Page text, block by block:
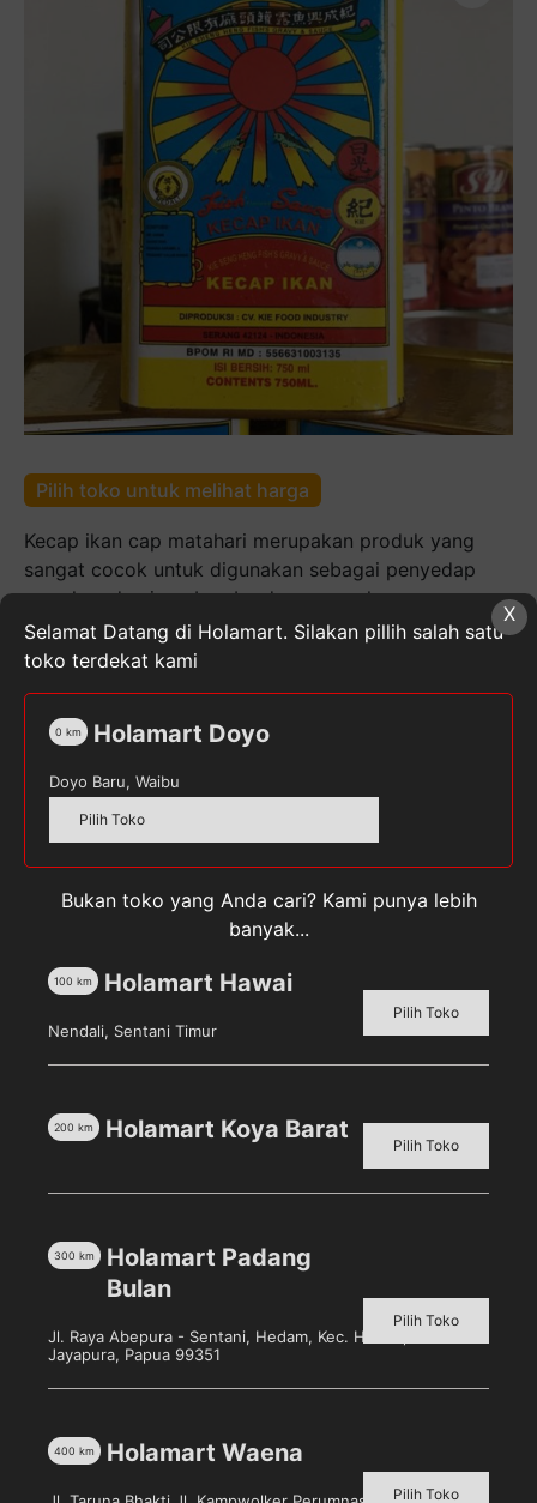
Pilih toko untuk melihat harga
Kecap ikan cap matahari merupakan produk yang
sangat cocok untuk digunakan sebagai penyedap
masakan dan juga bumbu dasar masakan.
Kuantitas
Kecap
Ikan
Kie
Heng
Bumbu Masakan,Makanan, Minuman, & Buah Segar
KIESENG
Deskripsi
Produk Terkait
X
Selamat Datang di Holamart. Silakan pillih salah satu
toko terdekat kami
Holamart Doyo
0 km
Doyo Baru, Waibu
Pilih Toko
Bukan toko yang Anda cari? Kami punya lebih
banyak...
Holamart Hawai
100 km
Nendali, Sentani Timur
Pilih Toko
Holamart Koya Barat
200 km
Pilih Toko
Holamart Padang
Bulan
300 km
Jl. Raya Abepura - Sentani, Hedam, Kec. Heram, Kota
Jayapura, Papua 99351
Pilih Toko
Holamart Waena
400 km
Pilih Toko